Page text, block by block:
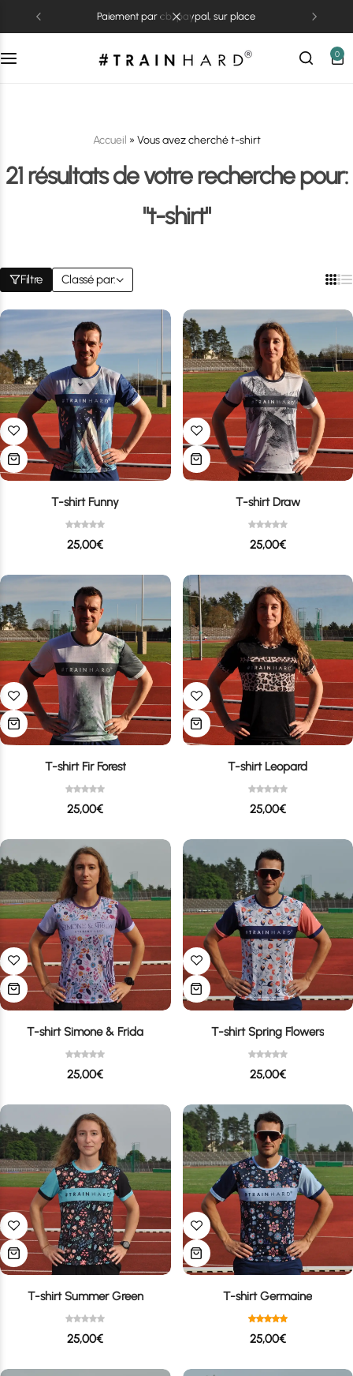
paiement par cb, paypal, sur place
0
Accueil » Vous avez cherché t-shirt
21 résultats de votre recherche pour:
"t-shirt"
Filtre Classé par:
T-shirt Funny
25,00€
T-shirt Draw
25,00€
T-shirt Fir Forest
25,00€
T-shirt Leopard
25,00€
T-shirt Simone & Frida
25,00€
T-shirt Spring Flowers
25,00€
T-shirt Summer Green
25,00€
T-shirt Germaine
25,00€